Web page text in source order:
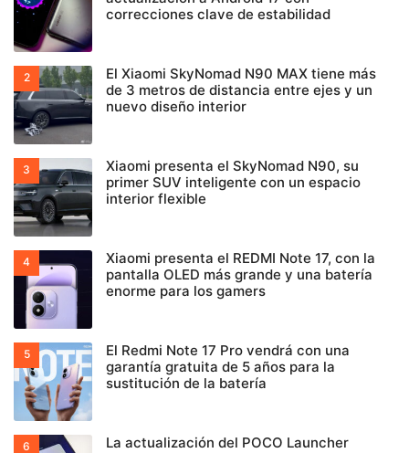
correcciones clave de estabilidad
El Xiaomi SkyNomad N90 MAX tiene más
de 3 metros de distancia entre ejes y un
nuevo diseño interior
Xiaomi presenta el SkyNomad N90, su
primer SUV inteligente con un espacio
interior flexible
Xiaomi presenta el REDMI Note 17, con la
pantalla OLED más grande y una batería
enorme para los gamers
El Redmi Note 17 Pro vendrá con una
garantía gratuita de 5 años para la
sustitución de la batería
La actualización del POCO Launcher